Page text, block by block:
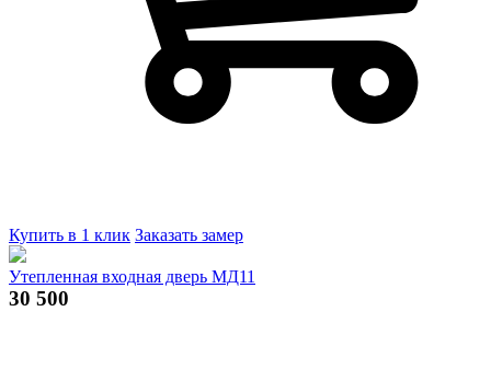
Купить в 1 клик Заказать замер
Утепленная входная дверь МД11
30 500